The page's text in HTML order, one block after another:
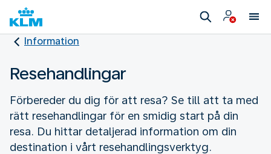
Information
Resehandlingar
Förbereder du dig för att resa? Se till att ta med
rätt resehandlingar för en smidig start på din
resa. Du hittar detaljerad information om din
destination i vårt resehandlingsverktyg.